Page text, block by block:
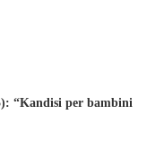
“Kandisi per bambini